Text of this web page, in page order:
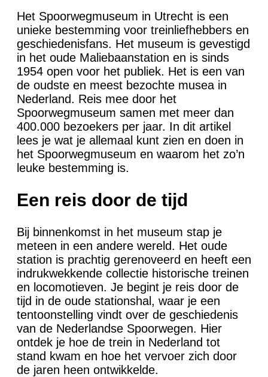
Het Spoorwegmuseum in Utrecht is een
unieke bestemming voor treinliefhebbers en
geschiedenisfans. Het museum is gevestigd
in het oude Maliebaanstation en is sinds
1954 open voor het publiek. Het is een van
de oudste en meest bezochte musea in
Nederland. Reis mee door het
Spoorwegmuseum samen met meer dan
400.000 bezoekers per jaar. In dit artikel
lees je wat je allemaal kunt zien en doen in
het Spoorwegmuseum en waarom het zo’n
leuke bestemming is.
Een reis door de tijd
Bij binnenkomst in het museum stap je
meteen in een andere wereld. Het oude
station is prachtig gerenoveerd en heeft een
indrukwekkende collectie historische treinen
en locomotieven. Je begint je reis door de
tijd in de oude stationshal, waar je een
tentoonstelling vindt over de geschiedenis
van de Nederlandse Spoorwegen. Hier
ontdek je hoe de trein in Nederland tot
stand kwam en hoe het vervoer zich door
de jaren heen ontwikkelde.